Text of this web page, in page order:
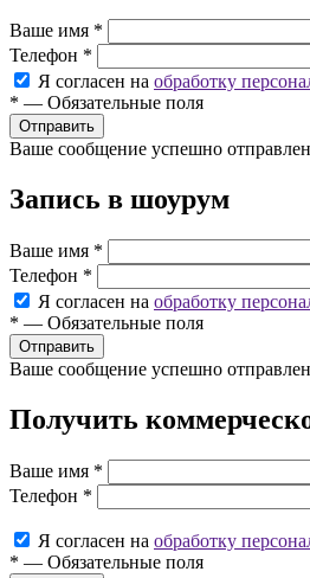
Ваше имя *
Телефон *
Я согласен на обработку
* — Обязательные поля
Ваше сообщение успешно
Запись в шоурум
Ваше имя *
Телефон *
Я согласен на обработку
* — Обязательные поля
Ваше сообщение успешно
Получить
Ваше имя *
Телефон *
Я согласен на обработку
* — Обязательные поля